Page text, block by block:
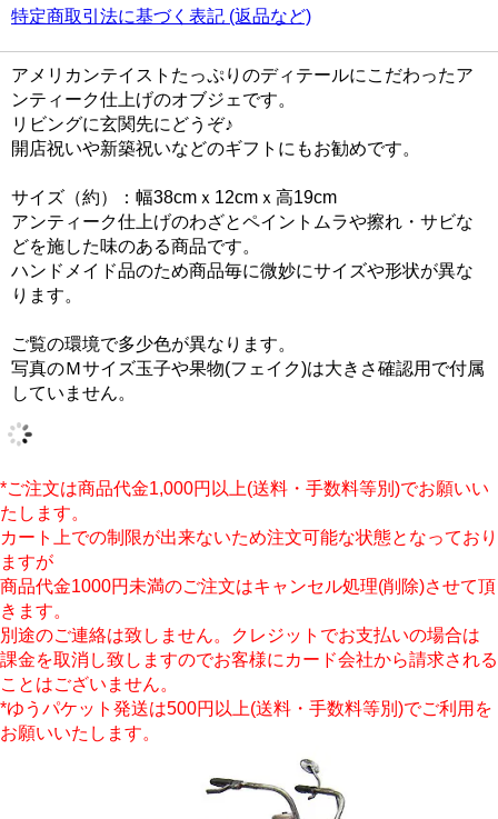
特定商取引法に基づく表記 (返品など)
アメリカンテイストたっぷりのディテールにこだわったア
ンティーク仕上げのオブジェです。
リビングに玄関先にどうぞ♪
開店祝いや新築祝いなどのギフトにもお勧めです。
サイズ（約）：幅38cmｘ12cmｘ高19cm
アンティーク仕上げのわざとペイントムラや擦れ・サビな
どを施した味のある商品です。
ハンドメイド品のため商品毎に微妙にサイズや形状が異な
ります。
ご覧の環境で多少色が異なります。
写真のＭサイズ玉子や果物(フェイク)は大きさ確認用で付属
していません。
*ご注文は商品代金1,000円以上(送料・手数料等別)でお願いい
たします。
カート上での制限が出来ないため注文可能な状態となっており
ますが
商品代金1000円未満のご注文はキャンセル処理(削除)させて頂
きます。
別途のご連絡は致しません。クレジットでお支払いの場合は
課金を取消し致しますのでお客様にカード会社から請求される
ことはございません。
*ゆうパケット発送は500円以上(送料・手数料等別)でご利用を
お願いいたします。